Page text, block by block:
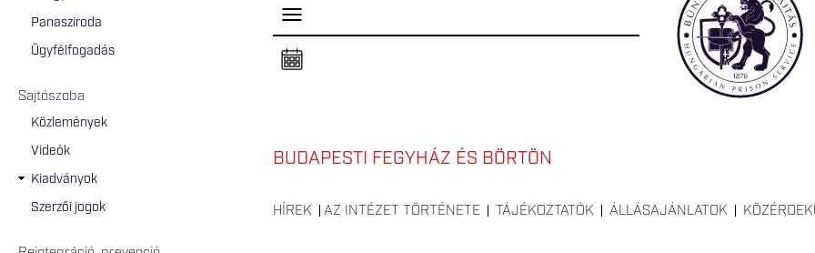
Panasziroda
Ügyfélfogadás
Sajtószoba
Közlemények
Videók
Kiadványok
Szerzői jogok
P
e
l
s
a
BUDAPESTI FEGYHÁZ ÉS BÖRTÖN
HÍREK AZ INTÉZET TÖRTÉNETE TÁJÉKOZTATÓK ÁLLÁSAJÁNLATOK